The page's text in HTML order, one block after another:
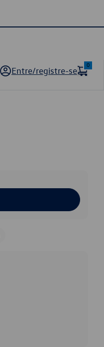
Entre/registre-se
0